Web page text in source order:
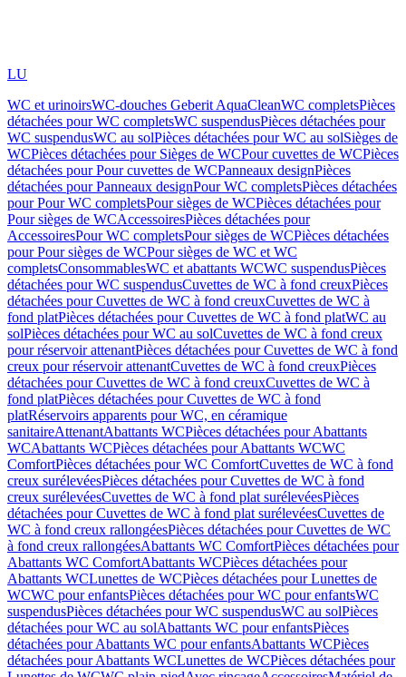
LU
WC et urinoirsWC-douches Geberit AquaCleanWC completsPièces
détachées pour WC completsWC suspendusPièces détachées pour
WC suspendusWC au solPièces détachées pour WC au solSièges de
WCPièces détachées pour Sièges de WCPour cuvettes de WCPièces
détachées pour Pour cuvettes de WCPanneaux designPièces
détachées pour Panneaux designPour WC completsPièces détachées
pour Pour WC completsPour sièges de WCPièces détachées pour
Pour sièges de WCAccessoiresPièces détachées pour
AccessoiresPour WC completsPour sièges de WCPièces détachées
pour Pour sièges de WCPour sièges de WC et WC
completsConsommablesWC et abattants WCWC suspendusPièces
détachées pour WC suspendusCuvettes de WC à fond creuxPièces
détachées pour Cuvettes de WC à fond creuxCuvettes de WC à
fond platPièces détachées pour Cuvettes de WC à fond platWC au
solPièces détachées pour WC au solCuvettes de WC à fond creux
pour réservoir attenantPièces détachées pour Cuvettes de WC à fond
creux pour réservoir attenantCuvettes de WC à fond creuxPièces
détachées pour Cuvettes de WC à fond creuxCuvettes de WC à
fond platPièces détachées pour Cuvettes de WC à fond
platRéservoirs apparents pour WC, en céramique
sanitaireAttenantAbattants WCPièces détachées pour Abattants
WCAbattants WCPièces détachées pour Abattants WCWC
ComfortPièces détachées pour WC ComfortCuvettes de WC à fond
creux surélevéesPièces détachées pour Cuvettes de WC à fond
creux surélevéesCuvettes de WC à fond plat surélevéesPièces
détachées pour Cuvettes de WC à fond plat surélevéesCuvettes de
WC à fond creux rallongéesPièces détachées pour Cuvettes de WC
à fond creux rallongéesAbattants WC ComfortPièces détachées pour
Abattants WC ComfortAbattants WCPièces détachées pour
Abattants WCLunettes de WCPièces détachées pour Lunettes de
WCWC pour enfantsPièces détachées pour WC pour enfantsWC
suspendusPièces détachées pour WC suspendusWC au solPièces
détachées pour WC au solAbattants WC pour enfantsPièces
détachées pour Abattants WC pour enfantsAbattants WCPièces
détachées pour Abattants WCLunettes de WCPièces détachées pour